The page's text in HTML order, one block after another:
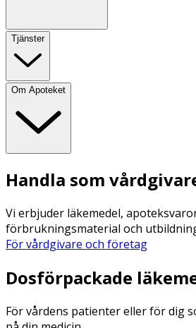
Tjänster
Om Apoteket
Handla som
Vi erbjuder läkemedel,
förbrukningsmaterial och
För vårdgivare och företag
Dosförpackade
För vårdens patienter eller för dig